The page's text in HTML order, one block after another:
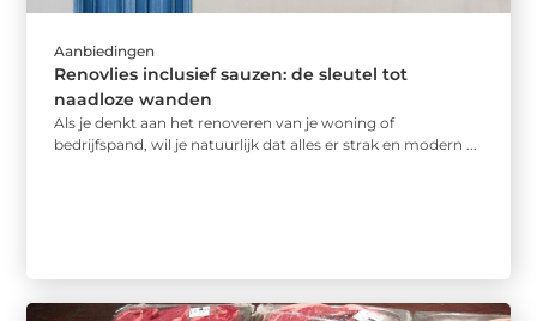
Aanbiedingen
Renovlies inclusief sauzen: de sleutel tot
naadloze wanden
Als je denkt aan het renoveren van je woning of
bedrijfspand, wil je natuurlijk dat alles er strak en modern ...